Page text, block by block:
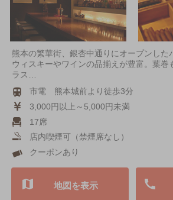
熊本の繁華街、銀杏中通りにオープンした
ウィスキーやワインの品揃えが豊富。葉巻
ラス…
市電 熊本城前より徒歩3分
3,000円以上～5,000円未満
17席
店内喫煙可（禁煙席なし）
クーポンあり
地図を表示